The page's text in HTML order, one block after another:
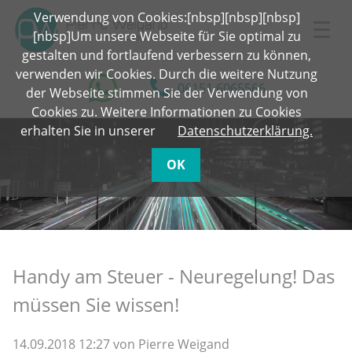
06151 6065566
Handy am Steuer - Neuregelung! Das
müssen Sie wissen!
14.09.2018 12:27von Pierre Weigand
Verwendung von Cookies:[nbsp][nbsp][nbsp]
[nbsp]Um unsere Webseite für Sie optimal zu
gestalten und fortlaufend verbessern zu können,
verwenden wir Cookies. Durch die weitere Nutzung
der Webseite stimmen Sie der Verwendung von
Cookies zu. Weitere Informationen zu Cookies
erhalten Sie in unserer
Datenschutzerklärung.
OK